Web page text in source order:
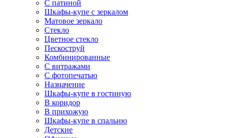
С патиной
Шкафы-купе с зеркалом
Матовое зеркало
Стекло
Цветное стекло
Пескоструй
Комбинированные
С витражами
С фотопечатью
Назначение
Шкафы-купе в гостиную
В коридор
В прихожую
Шкафы-купе в спальню
Детские